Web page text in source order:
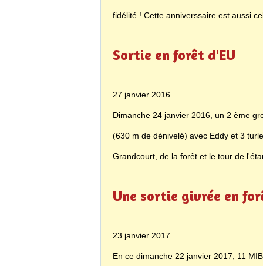
fidélité ! Cette anniverssaire est aussi
Sortie en forêt d'EU
27 janvier 2016
Dimanche 24 janvier 2016, un 2 ème
(630 m de dénivelé) avec Eddy et 3
Grandcourt, de la forêt et le tour de
Une sortie givrée en
23 janvier 2017
En ce dimanche 22 janvier 2017, 11